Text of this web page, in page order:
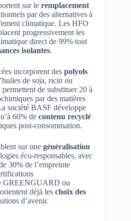
sur le remplacement
par des alternatives à
climatique. Les HFO
progressivement les
direct de 99% tout
isolantes.
incorporent des polyols
de soja, ricin ou
de substituer 20 à
par des matières
société BASF développe
60% de contenu recyclé
post-consommation.
sur une généralisation
éco-responsables, avec
30% de l’empreinte
GREENGUARD ou
déjà les choix des
d’avenir.